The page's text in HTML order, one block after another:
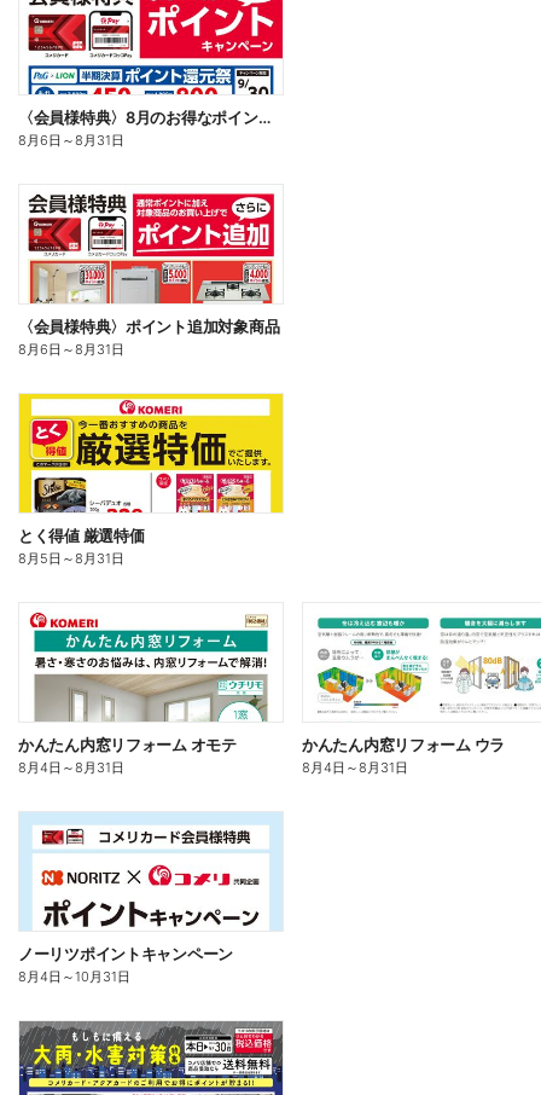
〈会員様特典〉8月のお得なポイントキャンペーン
8月6日 ～8月31日
〈会員様特典〉ポイント追加対象商品
8月6日 ～8月31日
とく得値 厳選特価
8月5日 ～8月31日
かんたん内窓リフォーム オモテ
8月4日 ～8月31日
かんたん内窓リフォーム ウラ
8月4日 ～8月31日
ノーリツポイントキャンペーン
8月4日 ～10月31日